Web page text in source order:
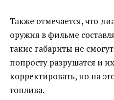
Также отмечается, что
оружия в фильме
такие габариты не
попросту разрушатся и
корректировать, но на
топлива.